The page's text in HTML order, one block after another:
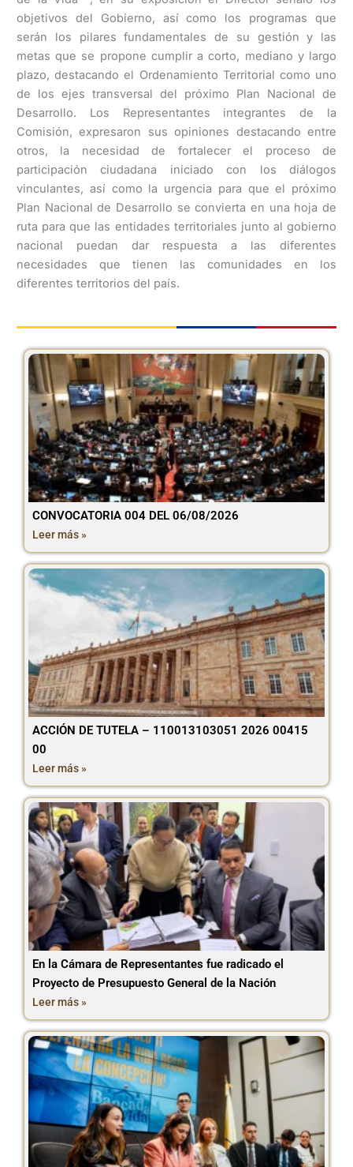
objetivos del Gobierno, así como los programas que
serán los pilares fundamentales de su gestión y las
metas que se propone cumplir a corto, mediano y largo
plazo, destacando el Ordenamiento Territorial como uno
de los ejes transversal del próximo Plan Nacional de
Desarrollo. Los Representantes integrantes de la
Comisión, expresaron sus opiniones destacando entre
otros, la necesidad de fortalecer el proceso de
participación ciudadana iniciado con los diálogos
vinculantes, así como la urgencia para que el próximo
Plan Nacional de Desarrollo se convierta en una hoja de
ruta para que las entidades territoriales junto al gobierno
nacional puedan dar respuesta a las diferentes
necesidades que tienen las comunidades en los
diferentes territorios del país.
CONVOCATORIA 004 DEL 06/08/2026
Leer más »
ACCIÓN DE TUTELA – 110013103051 2026 00415
00
Leer más »
En la Cámara de Representantes fue radicado el
Proyecto de Presupuesto General de la Nación
Leer más »